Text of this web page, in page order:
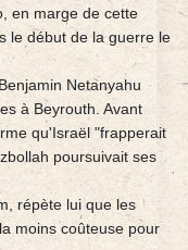
en marge de cette
le début de la guerre le
Netanyahu
à Beyrouth. Avant
qu'Israël "frapperait
poursuivait ses
répète lui que les
moins coûteuse pour